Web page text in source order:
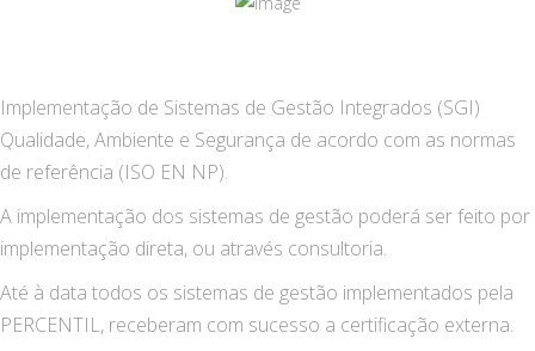
Implementação de Sistemas de Gestão Integrados (SGI)
Qualidade, Ambiente e Segurança de acordo com as normas
de referência (ISO EN NP).
A implementação dos sistemas de gestão poderá ser feito por
implementação direta, ou através consultoria.
Até à data todos os sistemas de gestão implementados pela
PERCENTIL, receberam com sucesso a certificação externa.